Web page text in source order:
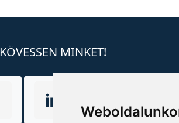
KÖVESSEN MINKET!